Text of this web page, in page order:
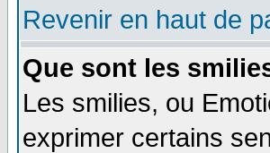
Revenir en haut de
Que sont les
Les smilies, ou
exprimer certains